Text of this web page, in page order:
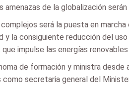
de la globalización
será la puesta en
y la consiguiente reducción del
impulse las energías
de formación y ministra
como secretaria general del